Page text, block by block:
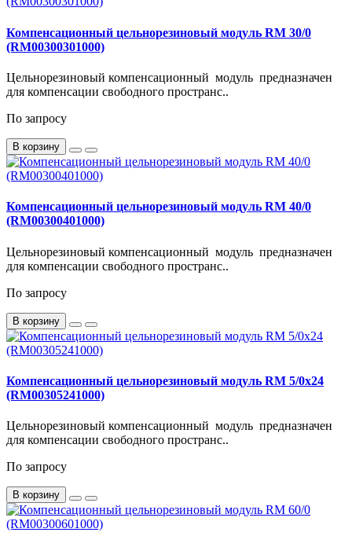
Компенсационный цельнорезиновый модуль RM 30/0
(RM00300301000)
Цельнорезиновый компенсационный модуль предназначен
для компенсации свободного пространс..
По запросу
В корзину
Компенсационный цельнорезиновый модуль RM 40/0
(RM00300401000)
Цельнорезиновый компенсационный модуль предназначен
для компенсации свободного пространс..
По запросу
В корзину
Компенсационный цельнорезиновый модуль RM 5/0x24
(RM00305241000)
Цельнорезиновый компенсационный модуль предназначен
для компенсации свободного пространс..
По запросу
В корзину